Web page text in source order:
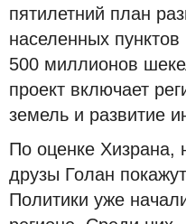
пятилетний план
населенных
500 миллионов
проект включает
земель и развитие
По оценке Хизрана,
друзы Голан
Политики уже